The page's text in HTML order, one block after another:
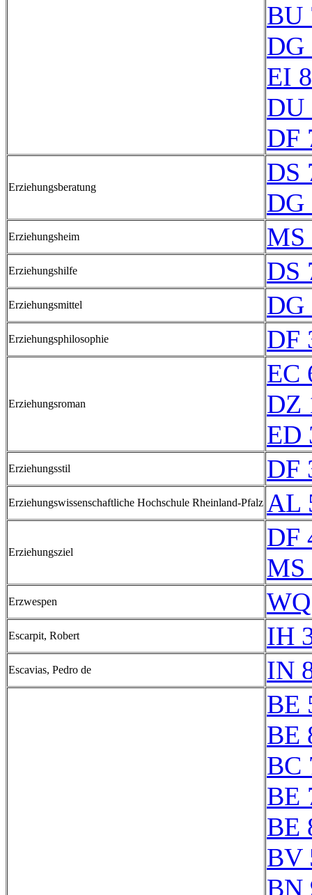
BU
DG
EI
DU
DF
Erziehungsberatung
DS
DG
Erziehungsheim MS
Erziehungshilfe DS
Erziehungsmittel DG
Erziehungsphilosophie DF
Erziehungsroman
EC
DZ
ED
Erziehungsstil DF
Erziehungswissenschaftliche Hochschule Rheinland-Pfalz AL
Erziehungsziel
DF
MS
Erzwespen
Escarpit, Robert IH
Escavias, Pedro de IN
BE
BE
BC
BE
BE
BV
BN